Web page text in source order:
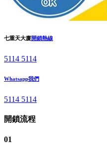
七重天大廈開鎖熱線
5114 5114
Whatsapp我們
5114 5114
開鎖流程
01